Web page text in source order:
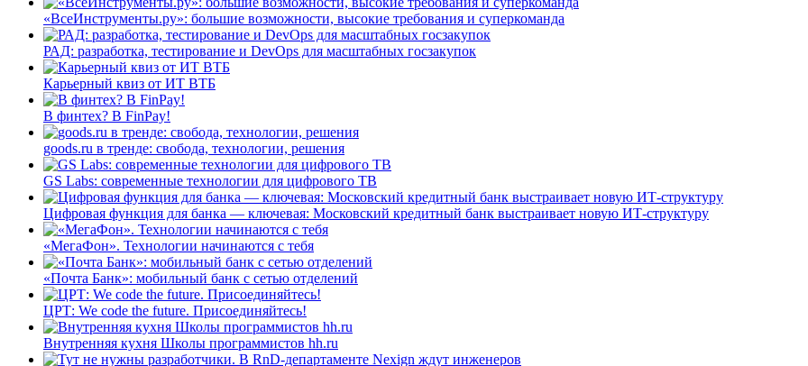
«ВсеИнструменты.ру»: большие возможности, высокие требования и суперкоманда
РАД: разработка, тестирование и DevOps для масштабных госзакупок
Карьерный квиз от ИТ ВТБ
В финтех? В FinPay!
goods.ru в тренде: свобода, технологии, решения
GS Labs: современные технологии для цифрового ТВ
Цифровая функция для банка — ключевая: Московский кредитный банк выстраивает новую ИТ-структуру
«МегаФон». Технологии начинаются с тебя
«Почта Банк»: мобильный банк с сетью отделений
ЦРТ: We code the future. Присоединяйтесь!
Внутренняя кухня Школы программистов hh.ru